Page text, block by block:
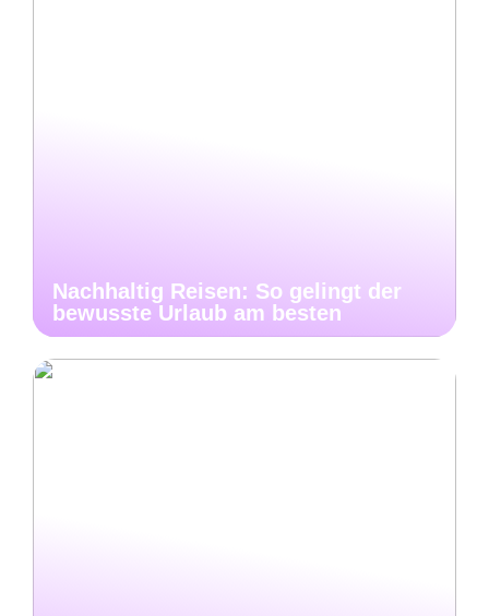
Nachhaltig Reisen: So gelingt der
bewusste Urlaub am besten